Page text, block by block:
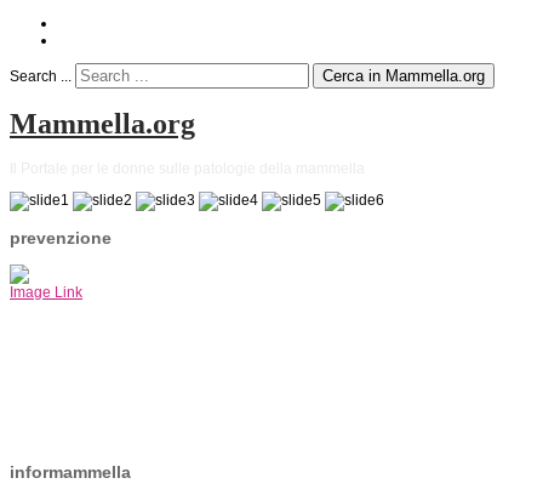
Search ... Cerca in Mammella.org
Mammella.org
prevenzione
Image Link
informammella